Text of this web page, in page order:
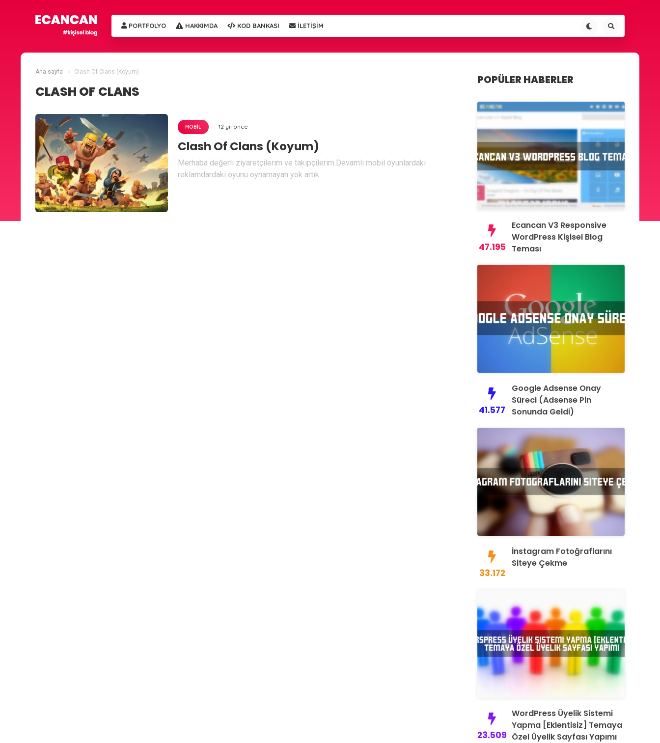
PORTFOLYO HAKKIMDA KOD BANKASI İLETİŞİM
Ana sayfa Clash Of Clans (Koyum)
CLASH OF CLANS
MOBIL 12 yıl önce
Clash Of Clans (Koyum)
Merhaba değerli ziyaretçilerim ve takipçilerim.Devamlı mobil oyunlardaki
reklamdardaki oyunu oynamayan yok artık...
POPÜLER HABERLER
47.195
Ecancan V3 Responsive
WordPress Kişisel Blog
Teması
41.577
Google Adsense Onay
Süreci (Adsense Pin
Sonunda Geldi)
33.172
İnstagram Fotoğraflarını
Siteye Çekme
23.509
WordPress Üyelik Sistemi
Yapma [Eklentisiz] Temaya
Özel Üyelik Sayfası Yapımı